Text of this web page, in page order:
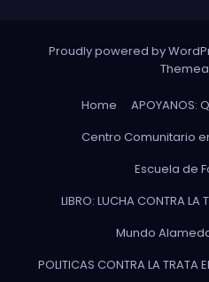
Proudly powered by
Home
APOYANOS:
Centro Comunitario
Escuela de
LIBRO: LUCHA CONTRA LA
Mundo
POLITICAS CONTRA LA TRATA